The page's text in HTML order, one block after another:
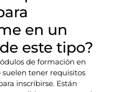
en un
este tipo?
de formación en
tener requisitos
inscribirse. Están